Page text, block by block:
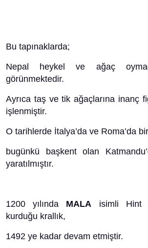
Bu tapınaklarda;
Nepal heykel ve ağaç
görünmektedir.
Ayrıca taş ve tik ağaçlarına inanç
işlenmiştir.
O tarihlerde İtalya’da ve Roma’da
bugünkü başkent olan
yaratılmıştır.
1200 yılında MALA isimli Hint
kurduğu krallık,
1492 ye kadar devam etmiştir.